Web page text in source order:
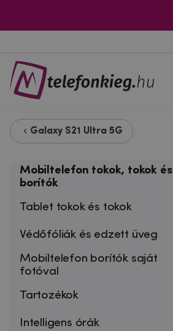
Galaxy S21 Ultra 5G
Mobiltelefon tokok, tokok és
borítók
Tablet tokok és tokok
Védőfóliák és edzett üveg
Mobiltelefon borítók saját
fotóval
Tartozékok
Intelligens órák